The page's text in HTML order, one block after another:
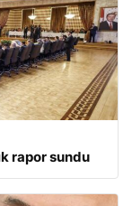
rapor sundu